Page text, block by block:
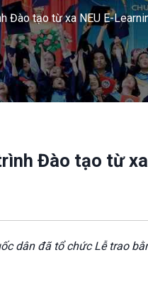
Đào tạo từ xa NEU E-
Đào tạo từ
dân đã tổ chức Lễ trao